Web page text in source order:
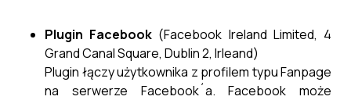
Projekt: Budowa kortu tenisowego przy
Zespole Szkolno - Przedszkolnym w Nowym
Lublińcu
Plugin Facebook (Facebook Ireland Limited, 4
Grand Canal Square, Dublin 2, Irleand)
Plugin łączy użytkownika z profilem typu Fanpage
na serwerze Facebook´a. Facebook może